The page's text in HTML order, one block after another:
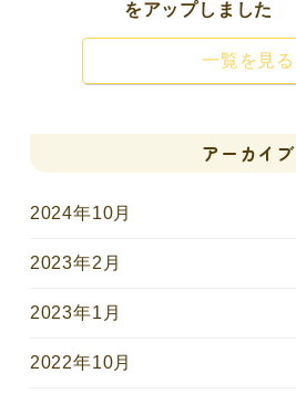
をアップしました
一覧を見る
アーカイブ
2024年10月
2023年2月
2023年1月
2022年10月